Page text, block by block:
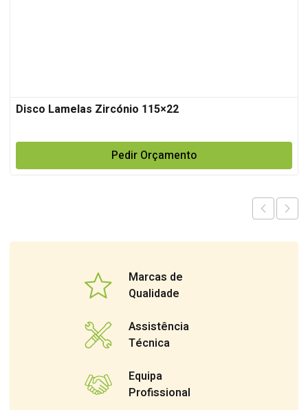
Disco Lamelas Zircónio 115×22
Pedir Orçamento
Marcas de
Qualidade
Assistência
Técnica
Equipa
Profissional